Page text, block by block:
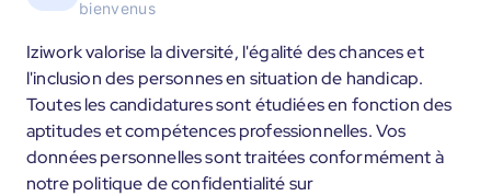
bienvenus
Iziwork valorise la diversité, l'égalité des chances et
l'inclusion des personnes en situation de handicap.
Toutes les candidatures sont étudiées en fonction des
aptitudes et compétences professionnelles. Vos
données personnelles sont traitées conformément à
notre politique de confidentialité sur